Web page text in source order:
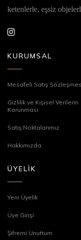
ketenlerle, eşsiz
KURUMSAL
Mesafeli Satış
Gizlilik ve Kişisel Verilerin
Korunması
Satış Noktalarımız
Hakkımızda
ÜYELİK
Yeni Üyelik
Üye Girişi
Şifremi Unuttum